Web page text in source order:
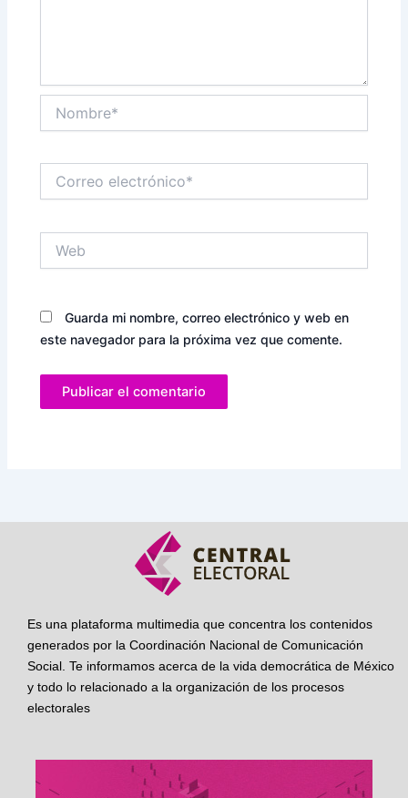
electrónico*
Guarda mi nombre, correo electrónico y web en
este navegador para la próxima vez que comente.
Es una plataforma multimedia que concentra los contenidos
generados por la Coordinación Nacional de Comunicación
Social. Te informamos acerca de la vida democrática de México
y todo lo relacionado a la organización de los procesos
electorales